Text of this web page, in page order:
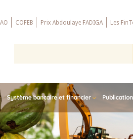
COFEB Prix Abdoulaye FADIGA Les
Système bancaire et financier